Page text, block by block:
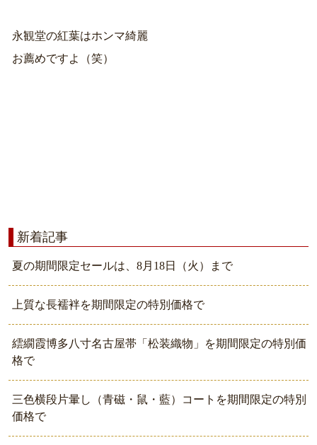
永観堂の紅葉はホンマ綺麗
お薦めですよ（笑）
新着記事
夏の期間限定セールは、8月18日（火）まで
上質な長襦袢を期間限定の特別価格で
繧繝霞博多八寸名古屋帯「松装織物」を期間限定の特別価
格で
三色横段片暈し（青磁・鼠・藍）コートを期間限定の特別
価格で